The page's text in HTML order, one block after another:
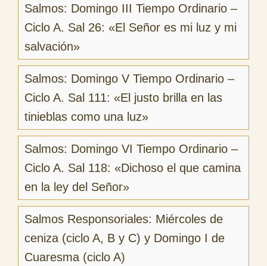
Salmos: Domingo III Tiempo Ordinario –
Ciclo A. Sal 26: «El Señor es mi luz y mi
salvación»
Salmos: Domingo V Tiempo Ordinario –
Ciclo A. Sal 111: «El justo brilla en las
tinieblas como una luz»
Salmos: Domingo VI Tiempo Ordinario –
Ciclo A. Sal 118: «Dichoso el que camina
en la ley del Señor»
Salmos Responsoriales: Miércoles de
ceniza (ciclo A, B y C) y Domingo I de
Cuaresma (ciclo A)